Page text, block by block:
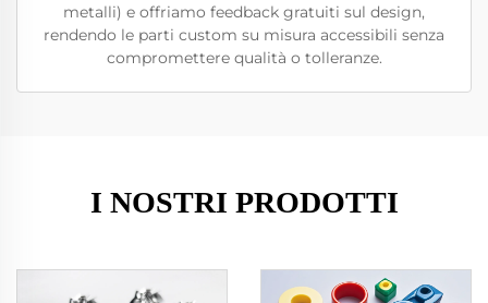
metalli) e offriamo feedback gratuiti sul design,
rendendo le parti custom su misura accessibili senza
compromettere qualità o tolleranze.
I NOSTRI PRODOTTI